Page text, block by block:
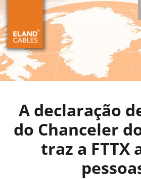
A declaração
do Chanceler
traz a FTTX